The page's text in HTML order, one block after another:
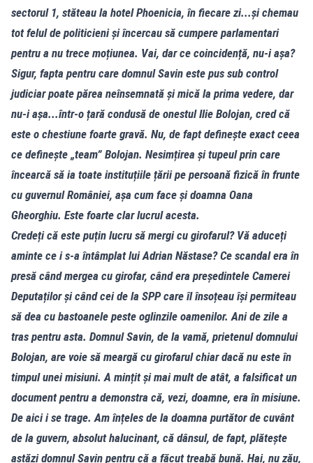
sectorul 1, stăteau la hotel Phoenicia, în fiecare zi...și chemau
tot felul de politicieni și încercau să cumpere parlamentari
pentru a nu trece moțiunea. Vai, dar ce coincidență, nu-i așa?
Sigur, fapta pentru care domnul Savin este pus sub control
judiciar poate părea neînsemnată și mică la prima vedere, dar
nu-i așa...într-o țară condusă de onestul Ilie Bolojan, cred că
este o chestiune foarte gravă. Nu, de fapt definește exact ceea
ce definește „team” Bolojan. Nesimțirea și tupeul prin care
încearcă să ia toate instituțiile țării pe persoană fizică în frunte
cu guvernul României, așa cum face și doamna Oana
Gheorghiu. Este foarte clar lucrul acesta.
Credeți că este puțin lucru să mergi cu girofarul? Vă aduceți
aminte ce i s-a întâmplat lui Adrian Năstase? Ce scandal era în
presă când mergea cu girofar, când era președintele Camerei
Deputaților și când cei de la SPP care îl însoțeau își permiteau
să dea cu bastoanele peste oglinzile oamenilor. Ani de zile a
tras pentru asta. Domnul Savin, de la vamă, prietenul domnului
Bolojan, are voie să meargă cu girofarul chiar dacă nu este în
timpul unei misiuni. A mințit și mai mult de atât, a falsificat un
document pentru a demonstra că, vezi, doamne, era în misiune.
De aici i se trage. Am înțeles de la doamna purtător de cuvânt
de la guvern, absolut halucinant, că dânsul, de fapt, plătește
astăzi domnul Savin pentru că a făcut treabă bună. Hai, nu zău,